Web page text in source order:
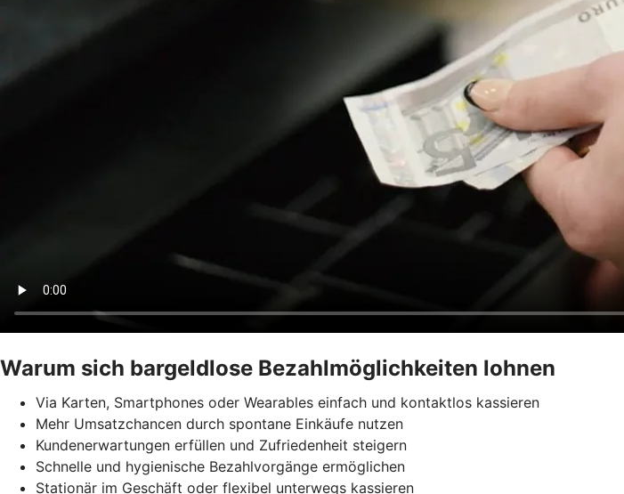
Warum sich bargeldlose Bezahlmöglichkeiten lohnen
Via Karten, Smartphones oder Wearables einfach und kontaktlos kassieren
Mehr Umsatzchancen durch spontane Einkäufe nutzen
Kundenerwartungen erfüllen und Zufriedenheit steigern
Schnelle und hygienische Bezahlvorgänge ermöglichen
Stationär im Geschäft oder flexibel unterwegs kassieren